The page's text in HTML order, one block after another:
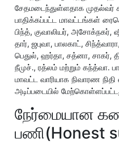
சேதமடைந்துள்ளதாக முதல்வர்
பாதிக்கப்பட்ட மாவட்டங்கள்
பிந்த், குவாலியர், அசோக்நகர்,
தார், ஜபுவா, பாலகாட்,
பெதுல், ஹர்தா, சத்னா, சாகர்,
நீமுச்., ரத்லம் மற்றும் கந்த்வா.
மாவட்ட வாரியாக நிவாரண
அடிப்படையில்
நேர்மையான
பணி(Honest